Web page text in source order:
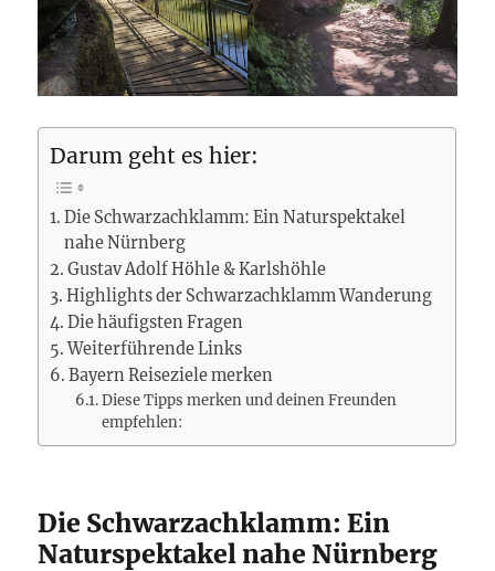
Darum geht es hier:
Die Schwarzachklamm: Ein Naturspektakel
nahe Nürnberg
Gustav Adolf Höhle & Karlshöhle
Highlights der Schwarzachklamm Wanderung
Die häufigsten Fragen
Weiterführende Links
Bayern Reiseziele merken
Diese Tipps merken und deinen Freunden
empfehlen:
Die Schwarzachklamm: Ein
Naturspektakel nahe Nürnberg